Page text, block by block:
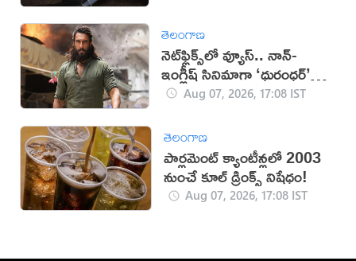
తెలంగాణ
నెట్‌ఫ్లిక్స్‌లో వ్యూస్.. నాన్-
ఇంగ్లీష్ సినిమాగా ‘ధురంధర్’
రికార్డుAug 07, 2026, 17:08 IST
తెలంగాణ
పార్లమెంట్ క్యాంటీన్లలో 2003
నుంచే కూల్ డ్రింక్స్ నిషేధం!
Aug 07, 2026, 17:08 IST